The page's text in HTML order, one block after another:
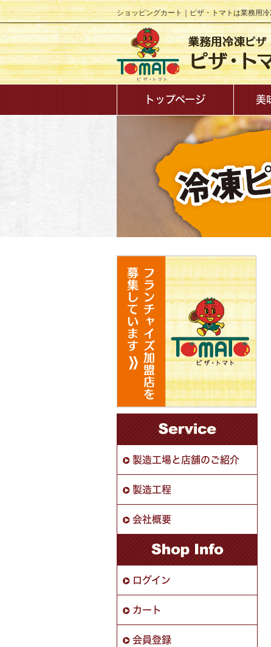
ショッピングカート｜ピザ・トマトは業務用
トップページ 美
製造工場と店舗のご紹介
製造工程
会社概要
ログイン
カート
会員登録